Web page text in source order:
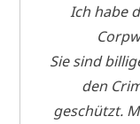
Ich habe
Sie sind
den
geschützt.